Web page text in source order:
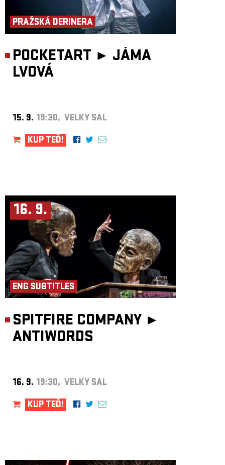
& Peacedrums. Ten se objeví také v předkapele Tonbruket, která
vystoupí v úvodu večera. Skupina, pro kterou neexistují hudební
přihrádky, hraje ve složení: Andreas Werliin – bicí nástroje; Dan
Berglund – kontrabas; Johan Lindström – kytary, Martin Hederos –
klávesové nástroje. Jedinečný kvartet se hudebně pohybuje někde mezi
Napsali o Ane Brun:
„Anin úžasný hlas snese srovnání s Kate Bush či Bjork a rozhodně se
nebojí zůstat v aranžích o samotě.“ Womad
„Tiše inspirativní hudba norské zpěvačky Ane Brun a její uhrančivý hlas
Napsali o Ane Brun: „Album When I'm Free ukazuje vývoj umělkyně,
která je lepší s každým dalším albem.“ musicOHM
PRAŽSKÁ DERINERA
POCKETART ► JÁMA
LVOVÁ
15. 9. 19:30, VELKÝ SÁL
KUP TEĎ!
16. 9.
ENG SUBTITLES
SPITFIRE COMPANY ►
ANTIWORDS
16. 9. 19:30, VELKÝ SÁL
KUP TEĎ!